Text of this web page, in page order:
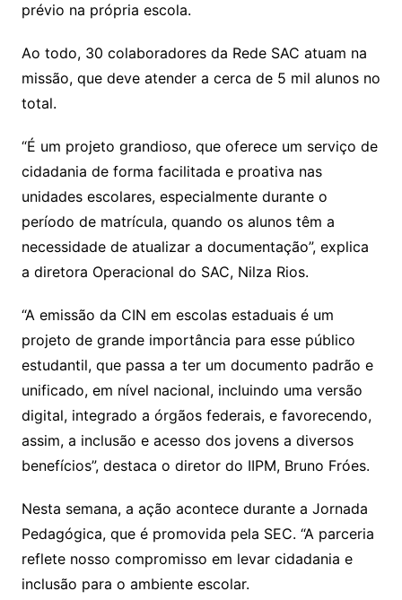
prévio na própria escola.
Ao todo, 30 colaboradores da Rede SAC atuam na
missão, que deve atender a cerca de 5 mil alunos no
total.
“É um projeto grandioso, que oferece um serviço de
cidadania de forma facilitada e proativa nas
unidades escolares, especialmente durante o
período de matrícula, quando os alunos têm a
necessidade de atualizar a documentação”, explica
a diretora Operacional do SAC, Nilza Rios.
“A emissão da CIN em escolas estaduais é um
projeto de grande importância para esse público
estudantil, que passa a ter um documento padrão e
unificado, em nível nacional, incluindo uma versão
digital, integrado a órgãos federais, e favorecendo,
assim, a inclusão e acesso dos jovens a diversos
benefícios”, destaca o diretor do IIPM, Bruno Fróes.
Nesta semana, a ação acontece durante a Jornada
Pedagógica, que é promovida pela SEC. “A parceria
reflete nosso compromisso em levar cidadania e
inclusão para o ambiente escolar.